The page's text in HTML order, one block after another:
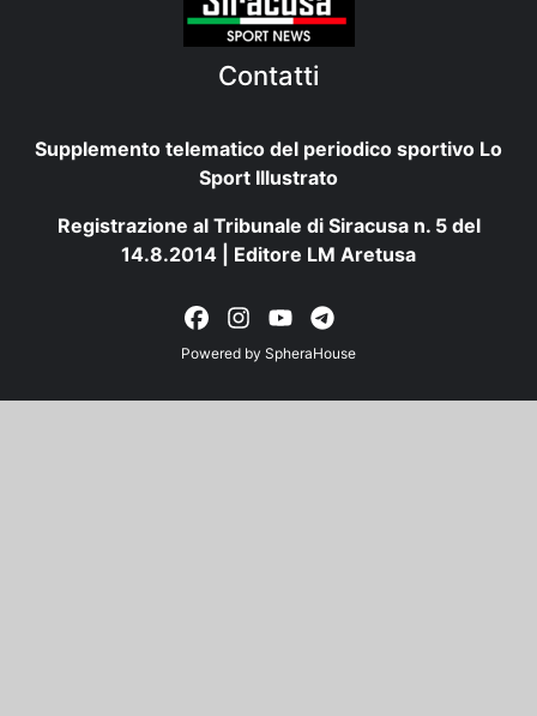
Contatti
Supplemento telematico del periodico sportivo Lo
Sport Illustrato
Registrazione al Tribunale di Siracusa n. 5 del
14.8.2014 | Editore LM Aretusa
Powered by SpheraHouse